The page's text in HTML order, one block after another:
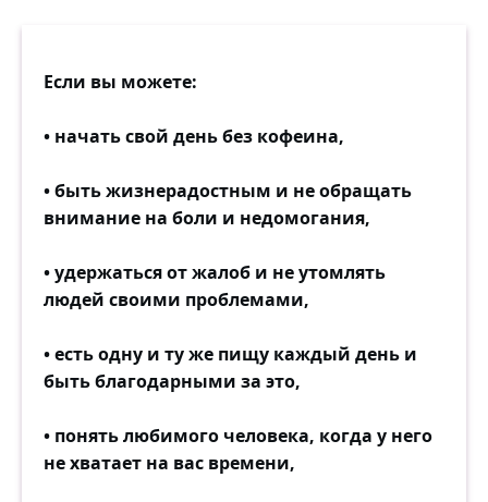
Если вы можете:
• начать свой день без кофеина,
• быть жизнерадостным и не обращать
внимание на боли и недомогания,
• удержаться от жалоб и не утомлять
людей своими проблемами,
• есть одну и ту же пищу каждый день и
быть благодарными за это,
• понять любимого человека, когда у него
не хватает на вас времени,